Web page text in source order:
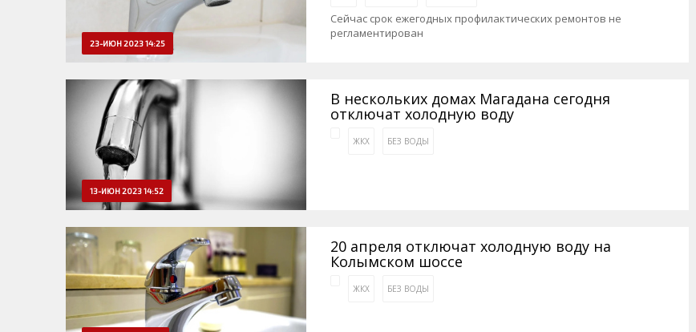
23-ИЮН 2023 14:25
Сейчас срок ежегодных профилактических ремонтов не
регламентирован
13-ИЮН 2023 14:52
В нескольких домах Магадана сегодня
отключат холодную воду
ЖКХ БЕЗ ВОДЫ
20 апреля отключат холодную воду на
Колымском шоссе
ЖКХ БЕЗ ВОДЫ